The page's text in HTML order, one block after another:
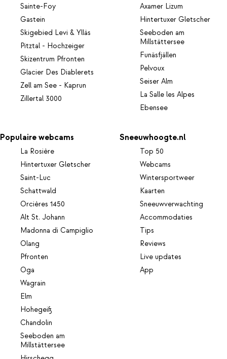
Sainte-Foy
Gastein
Skigebied Levi & Ylläs
Pitztal - Hochzeiger
Skizentrum Pfronten
Glacier Des Diablerets
Zell am See - Kaprun
Zillertal 3000
Axamer Lizum
Hintertuxer Gletscher
Seeboden am
Millstättersee
Funäsfjällen
Pelvoux
Seiser Alm
La Salle les Alpes
Ebensee
Populaire webcams
La Rosière
Hintertuxer Gletscher
Saint-Luc
Schattwald
Orcières 1450
Alt St. Johann
Madonna di Campiglio
Olang
Pfronten
Oga
Wagrain
Elm
Hohegeiß
Chandolin
Seeboden am
Millstättersee
Sneeuwhoogte.nl
Top 50
Webcams
Wintersportweer
Kaarten
Sneeuwverwachting
Accommodaties
Tips
Reviews
Live updates
App